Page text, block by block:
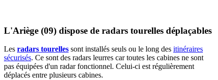
L'Ariège (09) dispose de radars tourelles déplaçables
Les radars tourelles sont installés seuls ou le long des itinéraires
sécurisés. Ce sont des radars leurres car toutes les cabines ne sont
pas équipées d'un radar fonctionnel. Celui-ci est régulièrement
déplacés entre plusieurs cabines.